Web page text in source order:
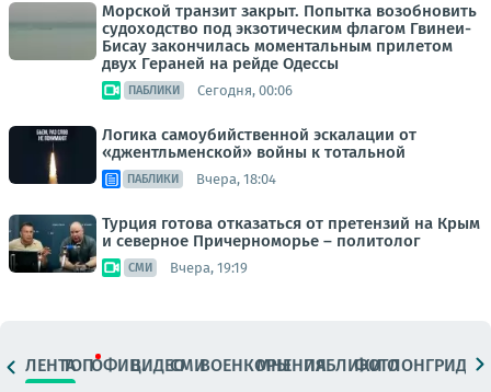
Морской транзит закрыт. Попытка возобновить
судоходство под экзотическим флагом Гвинеи-
Бисау закончилась моментальным прилетом
двух Гераней на рейде Одессы
ПАБЛИКИ Сегодня, 00:06
Логика самоубийственной эскалации от
«джентльменской» войны к тотальной
ПАБЛИКИ Вчера, 18:04
Турция готова отказаться от претензий на Крым
и северное Причерноморье – политолог
СМИ Вчера, 19:19
ЛЕНТАТОПОФИЦ.ВИДЕОСМИВОЕНКОРЫМНЕНИЯПАБЛИКИ
ФОТОЛОНГРИДЫ